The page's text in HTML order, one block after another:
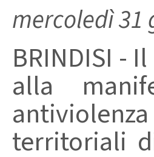
mercoledì 31
BRINDISI -
alla
territoriali